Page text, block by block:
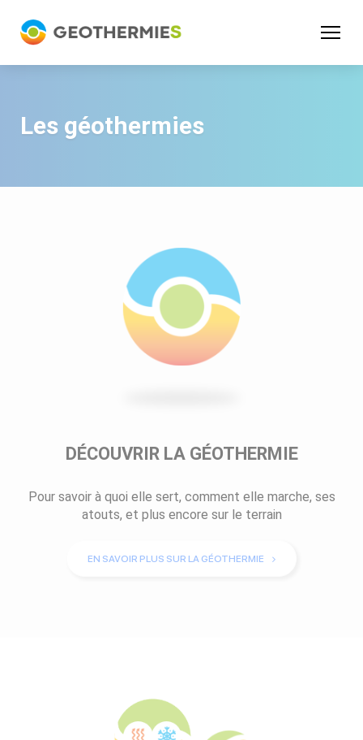
Les géothermies
DÉCOUVRIR LA GÉOTHERMIE
Pour savoir à quoi elle sert, comment elle marche, ses
atouts, et plus encore sur le terrain
EN SAVOIR PLUS SUR LA GÉOTHERMIE